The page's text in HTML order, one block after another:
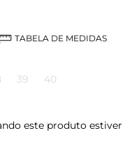
TABELA DE MEDIDAS
39 40
este produto estiver